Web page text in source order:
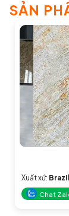
SẢN
Xuất xứ: Brazil
Chat